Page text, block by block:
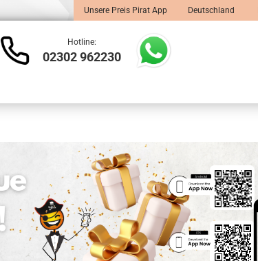
Unsere Preis Pirat App Deutschland
Lieferland
Konto erstellen
Passwort vergessen?
Hotline:
02302 962230